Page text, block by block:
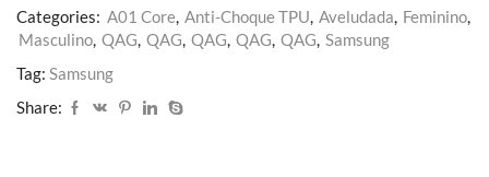
Categories: A01 Core, Anti-Choque TPU, Aveludada, Feminino,
Masculino, QAG, QAG, QAG, QAG, QAG, Samsung
Tag: Samsung
Share: